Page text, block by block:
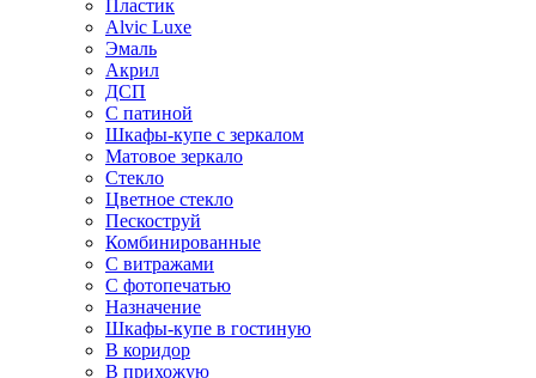
Пластик
Alvic Luxe
Эмаль
Акрил
ДСП
С патиной
Шкафы-купе с зеркалом
Матовое зеркало
Стекло
Цветное стекло
Пескоструй
Комбинированные
С витражами
С фотопечатью
Назначение
Шкафы-купе в гостиную
В коридор
В прихожую